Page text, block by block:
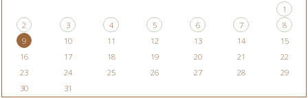
1
2
3 4 5 6 7
8
9
10 11 12 13 14
15
16
17 18 19 20 21
22
23
24 25 26 27 28
29
30
31